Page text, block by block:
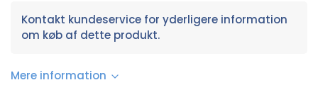
Kontakt kundeservice for yderligere information
om køb af dette produkt.
Mere information